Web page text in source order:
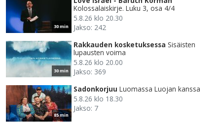
30 min
Kolossalaiskirje. Luku 3, osa 4/4
5.8.26 klo 20.30
Jakso: 242
30 min
Rakkauden kosketuksessa Sisäisten
lupausten voima
5.8.26 klo 20.00
Jakso: 369
85 min
Sadonkorjuu Luomassa Luojan kanssa
5.8.26 klo 18.30
Jakso: 7